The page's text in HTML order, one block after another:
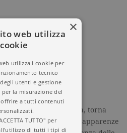
più amata d’Italia, torna
delle scelte e sulle apparenze
×
web utilizza
cookie
utilizza i cookie per
tecnico
utenti e gestione
la misurazione del
a tutti contenuti
TUTTO" per
di tutti i tipi di